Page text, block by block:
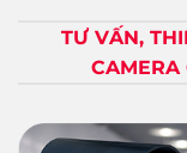
TƯ VẤN,
CAMERA